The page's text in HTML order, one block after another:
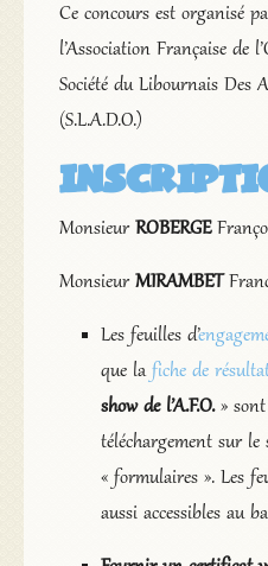
Ce concours est organisé
l’Association Française de
Société du Libournais Des
(S.L.A.D.O.)
Monsieur ROBERGE
Monsieur MIRAMBET
Les feuilles d’
que la fiche de
show de l’A.F.O. »
téléchargement sur le
« formulaires ». Les
aussi accessibles au